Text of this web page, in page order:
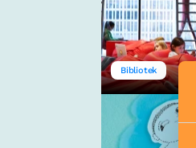
Bibliotek